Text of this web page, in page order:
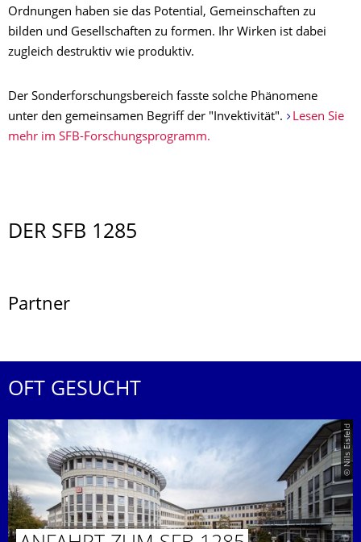
Ordnungen haben sie das Potential, Gemeinschaften zu
bilden und Gesellschaften zu formen. Ihr Wirken ist dabei
zugleich destruktiv wie produktiv.
Der Sonderforschungsbereich fasste solche Phänomene
unter den gemeinsamen Begriff der "Invektivität".
Lesen Sie
mehr im SFB-Forschungsprogramm.
DER SFB 1285
Partner
OFT GESUCHT
© Nils Eisfeld